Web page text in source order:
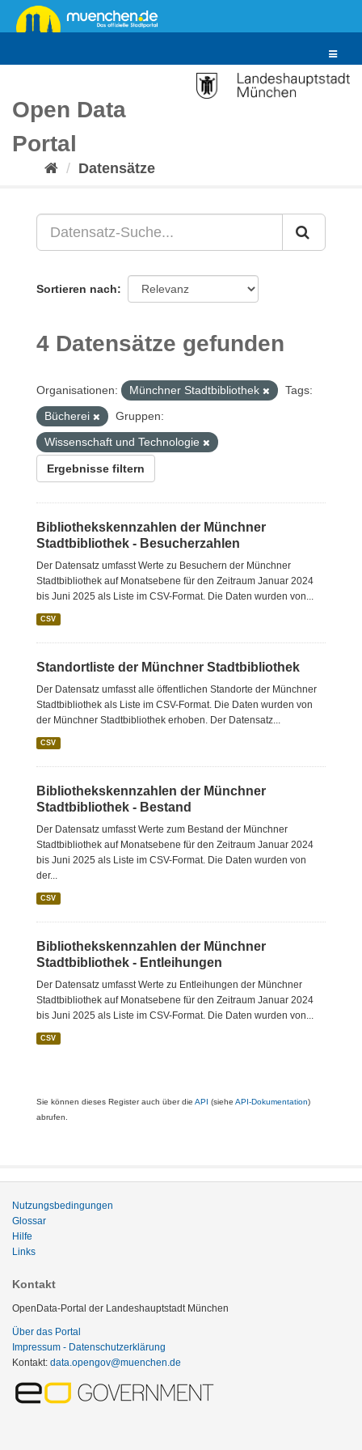
Überspringen
zum
Toggle
Open Data
Portal
Datensätze
Sortieren nach
4 Datensätze gefunden
Organisationen: Münchner Stadtbibliothek
Tags:
Bücherei
Gruppen:
Wissenschaft und Technologie
Ergebnisse filtern
Bibliothekskennzahlen der Münchner
Stadtbibliothek - Besucherzahlen
Der Datensatz umfasst Werte zu Besuchern der Münchner
Stadtbibliothek auf Monatsebene für den Zeitraum Januar 2024
bis Juni 2025 als Liste im CSV-Format. Die Daten wurden von...
CSV
Standortliste der Münchner Stadtbibliothek
Der Datensatz umfasst alle öffentlichen Standorte der Münchner
Stadtbibliothek als Liste im CSV-Format. Die Daten wurden von
der Münchner Stadtbibliothek erhoben. Der Datensatz...
CSV
Bibliothekskennzahlen der Münchner
Stadtbibliothek - Bestand
Der Datensatz umfasst Werte zum Bestand der Münchner
Stadtbibliothek auf Monatsebene für den Zeitraum Januar 2024
bis Juni 2025 als Liste im CSV-Format. Die Daten wurden von
der...
CSV
Bibliothekskennzahlen der Münchner
Stadtbibliothek - Entleihungen
Der Datensatz umfasst Werte zu Entleihungen der Münchner
Stadtbibliothek auf Monatsebene für den Zeitraum Januar 2024
bis Juni 2025 als Liste im CSV-Format. Die Daten wurden von...
CSV
Sie können dieses Register auch über die API (siehe API-Dokumentation)
abrufen.
Nutzungsbedingungen
Glossar
Hilfe
Links
Kontakt
OpenData-Portal der Landeshauptstadt München
Über das Portal
Impressum - Datenschutzerklärung
Kontakt: data.opengov@muenchen.de